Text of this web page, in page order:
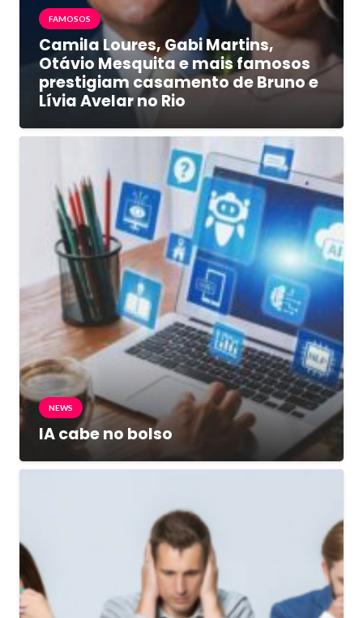
FAMOSOS
Camila Loures, Gabi Martins,
Otávio Mesquita e mais famosos
prestigiam casamento de Bruno e
Lívia Avelar no Rio
NEWS
IA cabe no bolso